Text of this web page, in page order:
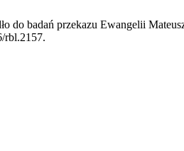
do badań przekazu Ewangelii
rbl.2157.